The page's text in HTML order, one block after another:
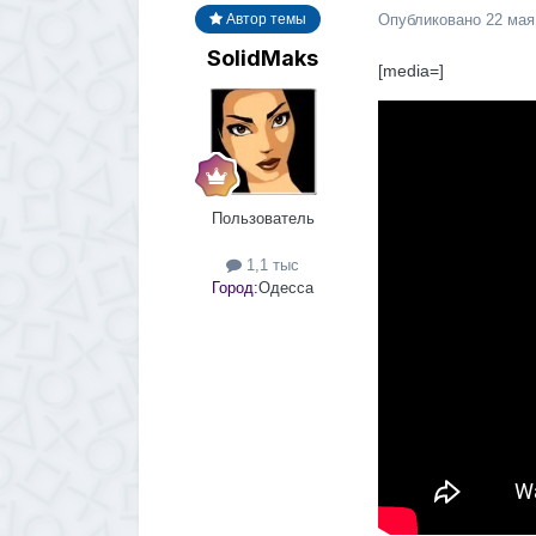
Автор темы
SolidMaks
Пользователь
1,1 тыс
Город:Одесса
Опубликовано 22
[media=]